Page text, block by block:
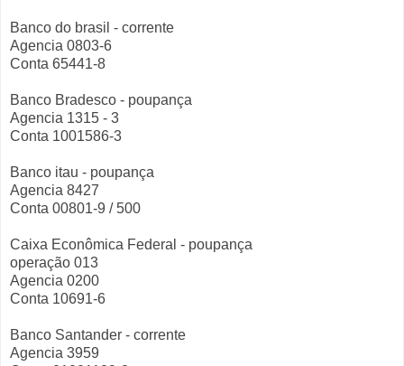
Banco do brasil - corrente
Agencia 0803-6
Conta 65441-8
Banco Bradesco - poupança
Agencia 1315 - 3
Conta 1001586-3
Banco itau - poupança
Agencia 8427
Conta 00801-9 / 500
Caixa Econômica Federal - poupança
operação 013
Agencia 0200
Conta 10691-6
Banco Santander - corrente
Agencia 3959